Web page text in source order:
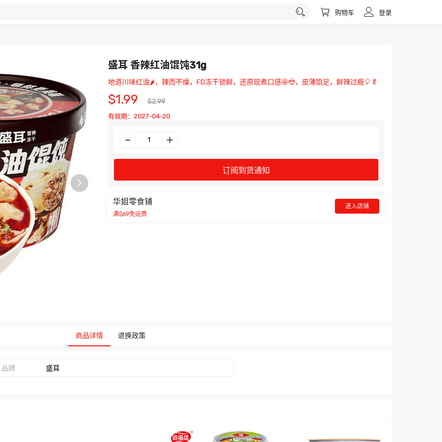
购物车 登录

盛耳 香辣红油馄饨31g
地道川味红油🌶️，辣而不燥，FD冻干锁鲜，还原现煮口感🤩😎，皮薄馅足，鲜辣过瘾🎈🥬
$1.99 $2.99
有效期：2027-04-20
订阅到货通知
华姐零食铺
满$69免运费
进入店铺
商品详情 退换政策
品牌 盛耳